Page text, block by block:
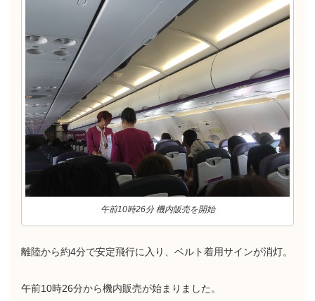
午前10時26分 機内販売を開始
離陸から約4分で安定飛行に入り、ベルト着用サインが消灯。
午前10時26分から機内販売が始まりました。